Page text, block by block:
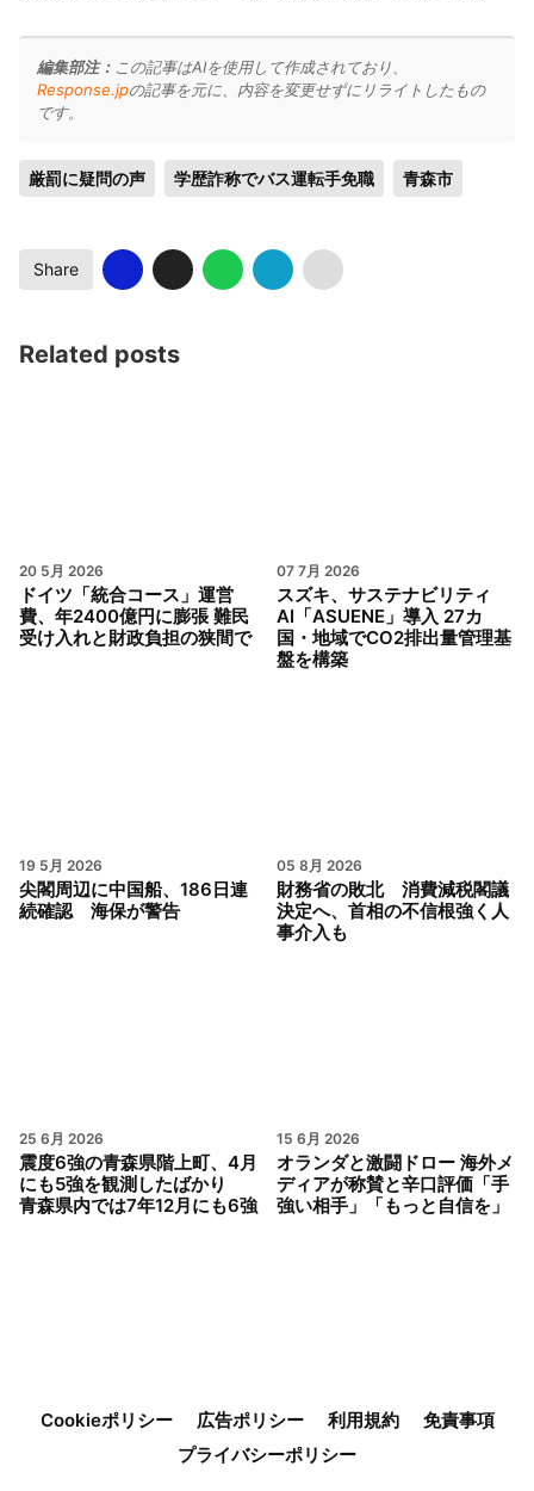
編集部注： この記事はAIを使用して作成されており、
Response.jpの記事を元に、内容を変更せずにリライトしたもの
です。
厳罰に疑問の声 学歴詐称でバス運転手免職 青森市
Share
Related posts
20 5月 2026
ドイツ「統合コース」運営
費、年2400億円に膨張 難民
受け入れと財政負担の狭間で
07 7月 2026
スズキ、サステナビリティ
AI「ASUENE」導入 27カ
国・地域でCO2排出量管理基
盤を構築
19 5月 2026
尖閣周辺に中国船、186日連
続確認 海保が警告
05 8月 2026
財務省の敗北 消費減税閣議
決定へ、首相の不信根強く人
事介入も
25 6月 2026
震度6強の青森県階上町、4月
にも5強を観測したばかり
青森県内では7年12月にも6強
15 6月 2026
オランダと激闘ドロー 海外メ
ディアが称賛と辛口評価「手
強い相手」「もっと自信を」
Cookieポリシー 広告ポリシー 利用規約
免責事項
プライバシーポリシー